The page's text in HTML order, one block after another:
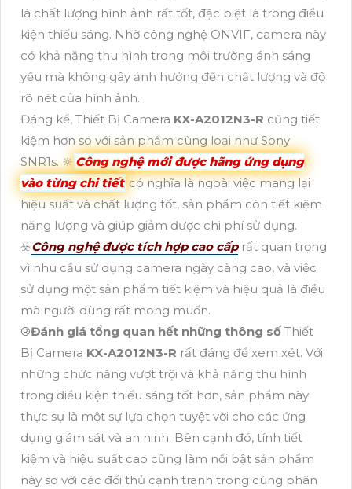
là chất lượng hình ảnh rất tốt, đặc biệt là trong điều
kiện thiếu sáng. Nhờ công nghệ ONVIF, camera này
có khả năng thu hình trong môi trường ánh sáng
yếu mà không gây ảnh hưởng đến chất lượng và độ
rõ nét của hình ảnh.
Đáng kể, Thiết Bị Camera KX-A2012N3-R cũng tiết
kiệm hơn so với sản phẩm cùng loại như Sony
SNR1s. 🔆Công nghệ mới được hãng ứng dụng
vào từng chi tiết có nghĩa là ngoài việc mang lại
hiệu suất và chất lượng tốt, sản phẩm còn tiết kiệm
năng lượng và giúp giảm được chi phí sử dụng.
☣️Công nghệ được tích hợp cao cấprất quan trọng
vì nhu cầu sử dụng camera ngày càng cao, và việc
sử dụng một sản phẩm tiết kiệm và hiệu quả là điều
mà người dùng rất mong muốn.
®️Đánh giá tổng quan hết những thông số Thiết
Bị Camera KX-A2012N3-R rất đáng để xem xét. Với
những chức năng vượt trội và khả năng thu hình
trong điều kiện thiếu sáng tốt hơn, sản phẩm này
thực sự là một sự lựa chọn tuyệt vời cho các ứng
dụng giám sát và an ninh. Bên cạnh đó, tính tiết
kiệm và hiệu suất cao cũng làm nổi bật sản phẩm
này so với các đối thủ cạnh tranh trong cùng phân